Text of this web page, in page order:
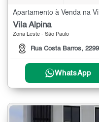
Apartamento à Venda na
Vila Alpina
Zona Leste - São Paulo
Rua Costa Barros, 2299
WhatsApp